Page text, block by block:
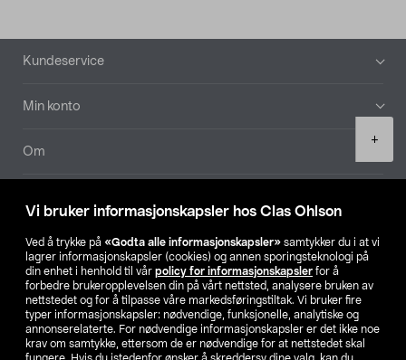
Vi bruker informasjonskapsler hos Clas Ohlson
Ved å trykke på «Godta alle informasjonskapsler» samtykker du i at vi
lagrer informasjonskapsler (cookies) og annen sporingsteknologi på
din enhet i henhold til vår policy for informasjonskapsler for å
forbedre brukeropplevelsen din på vårt nettsted, analysere bruken av
nettstedet og for å tilpasse våre markedsføringstiltak. Vi bruker fire
typer informasjonskapsler: nødvendige, funksjonelle, analytiske og
annonserelaterte. For nødvendige informasjonskapsler er det ikke noe
krav om samtykke, ettersom de er nødvendige for at nettstedet skal
+
Bunntekst
Kundeservice
Min konto
Om
Våre selskaper
Finn din butikk
SE NO FI